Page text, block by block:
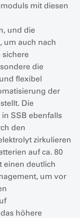
mit diesen
und die
um auch nach
sichere
die
flexibel
der
Die
SSB ebenfalls
den
zirkulieren
auf ca. 80
einen deutlich
um vor
höhere